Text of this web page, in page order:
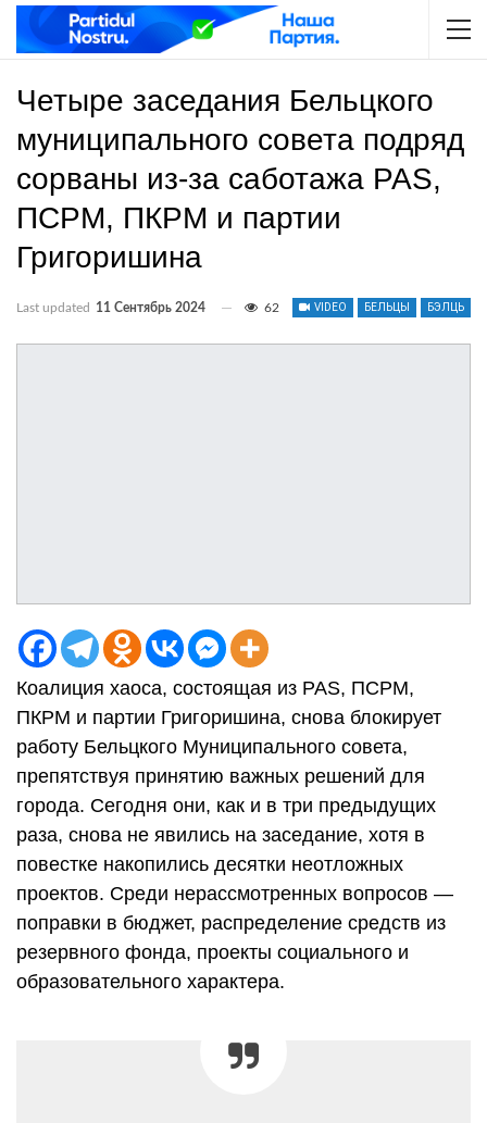
Четыре заседания Бельцкого
муниципального совета подряд
сорваны из-за саботажа PAS,
ПСРМ, ПКРМ и партии
Григоришина
VIDEO БЕЛЬЦЫ БЭЛЦЬ
Last updated 11 Сентябрь 2024 62
Коалиция хаоса, состоящая из PAS, ПСРМ,
ПКРМ и партии Григоришина, снова блокирует
работу Бельцкого Муниципального совета,
препятствуя принятию важных решений для
города. Сегодня они, как и в три предыдущих
раза, снова не явились на заседание, хотя в
повестке накопились десятки неотложных
проектов. Среди нерассмотренных вопросов —
поправки в бюджет, распределение средств из
резервного фонда, проекты социального и
образовательного характера.